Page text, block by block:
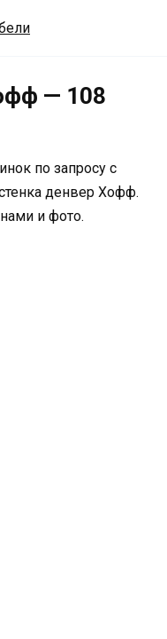
— 108
по запросу с
денвер Хофф.
и фото.